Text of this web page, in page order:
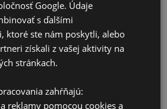
odchodu uvoľniť do 10:00 hod.
rezervácie ubytovania a ostatných
sa považuje zaplatenie 50%
pobytu v termíne najneskôr do 7
rezervácie. Záloha za pobyt
Google. Údaje
s ďalšími
ktoré ste nám poskytli, alebo
získali z vašej aktivity na
stránkach.
zahŕňajú:
reklamy pomocou cookies a